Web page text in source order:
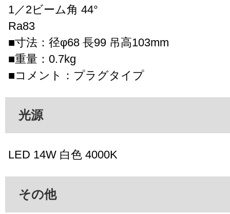
1／2ビーム角 44°
Ra83
■寸法：径φ68 長99 吊高103mm
■重量：0.7kg
■コメント：プラグタイプ
光源
LED 14W 白色 4000K
その他